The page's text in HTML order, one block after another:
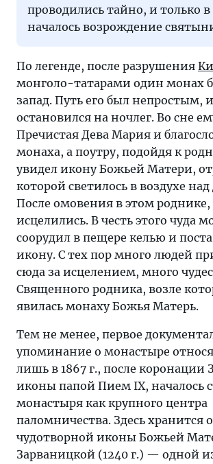
проводились тайно, и только в
началось возрождение
По легенде, после разрушения
монголо-татарами один монах
запад. Путь его был непростым,
остановился на ночлег. Во сне
Пречистая Дева Мария и
монаха, а поутру, подойдя к
увидел икону Божьей Матери,
которой светилось в воздухе
После омовения в этом роднике,
исцелились. В честь этого чуда
соорудил в пещере келью и
икону. С тех пор много людей
сюда за исцелением, много
Священного родника, возле
явилась монаху Божья Матерь.
Тем не менее, первое
упоминание о монастыре
лишь в 1867 г., после коронации
иконы папой Пием IX, началось
монастыря как крупного центра
паломничества. Здесь хранится
чудотворной иконы Божьей
Зарваницкой (1240 г.) — одной